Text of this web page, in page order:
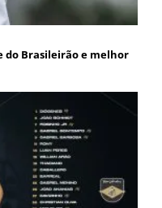
Brasileirão e melhor